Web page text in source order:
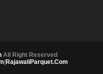
All Right Reserved
RajawaliParquet.Com